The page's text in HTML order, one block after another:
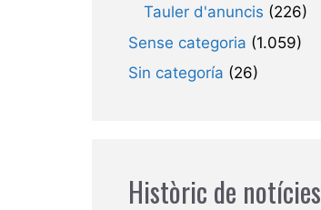
Tauler d'anuncis (226)
Sense categoria (1.059)
Sin categoría (26)
Històric de notícies